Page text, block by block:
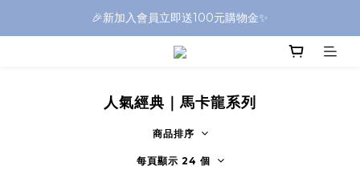
🎉新加入會員立即送100元購物金✨
人氣經典｜馬卡龍系列
商品排序
每頁顯示 24 個